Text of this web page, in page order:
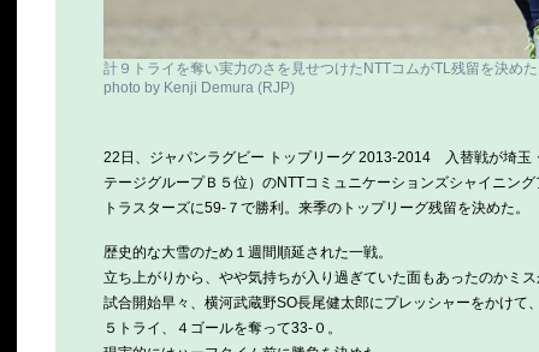
計９トライを奪い実力のさを見せつけたNTTコムがTL残留を決め
photo by Kenji Demura (RJP)
22日、ジャパンラグビー トップリーグ 2013-2014 入替戦が埼玉
テージグループＢ５位）のNTTコミュニケーションズシャイニン
トラスターズに59-７で勝利。来季のトップリーグ残留を決めた。
歴史的な大雪のため１週間順延された一戦。
立ち上がりから、やや気持ちが入り過ぎていた面もあったのかミ
試合開始早々、横河武蔵野SO長尾健太郎にプレッシャーをかけ
５トライ、４ゴールを奪って33-０。